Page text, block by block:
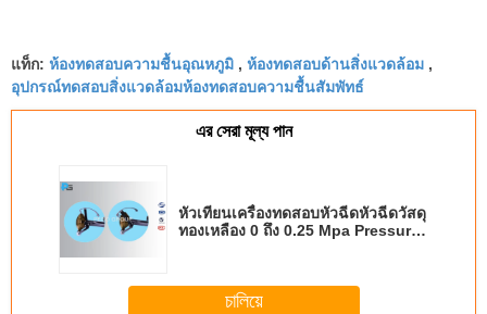
แท็ก: ห้องทดสอบความชื้นอุณหภูมิ , ห้องทดสอบด้านสิ่งแวดล้อม ,
อุปกรณ์ทดสอบสิ่งแวดล้อมห้องทดสอบความชื้นสัมพัทธ์
এর সেরা মূল্য পান
หัวเทียนเครื่องทดสอบหัวฉีดหัวฉีดวัสดุ
ทองเหลือง 0 ถึง 0.25 Mpa Pressure
চালিয়ে